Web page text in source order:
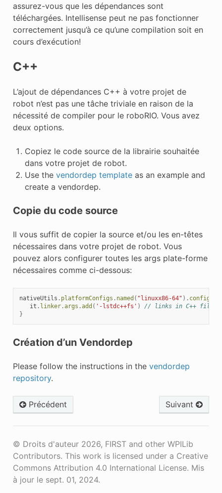
assurez-vous que les dépendances sont
téléchargées. Intellisense peut ne pas fonctionner
correctement jusqu’à ce qu’une compilation soit en
cours d’exécution!
C++
L’ajout de dépendances C++ à votre projet de
robot n’est pas une tâche triviale en raison de la
nécessité de compiler pour le roboRIO. Vous avez
deux options.
Copiez le code source de la librairie souhaitée
dans votre projet de robot.
Use the vendordep templateas an example and
create a vendordep.
Copie du code source
Il vous suffit de copier la source et/ou les en-têtes
nécessaires dans votre projet de robot. Vous
pouvez alors configurer toutes les args plate-forme
nécessaires comme ci-dessous:
nativeUtils . platformConfigs . named ( "linuxx86-64" ). configure
it . linker.args .add ( '-lstdc++fs' )
// links in C++
}
Création d’un Vendordep
Please follow the instructions in the vendordep
repository.
Précédent Suivant
© Droits d'auteur 2026, FIRST and other WPILib
Contributors. This work is licensed under a Creative
Commons Attribution 4.0 International License. Mis
à jour le sept. 01, 2024.